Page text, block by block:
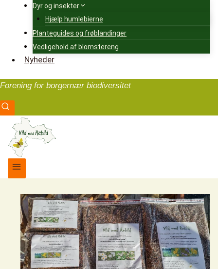
Dyr og insekter
Hjælp humlebierne
Planteguides og frøblandinger
Vedligehold af blomstereng
Nyheder
Forening for borgernær biodiversitet